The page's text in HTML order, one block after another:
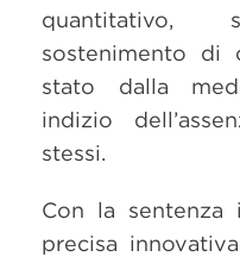
quantitativo,
sostenimento di
stato dalla
indizio
stessi.
Con la sentenza
precisa